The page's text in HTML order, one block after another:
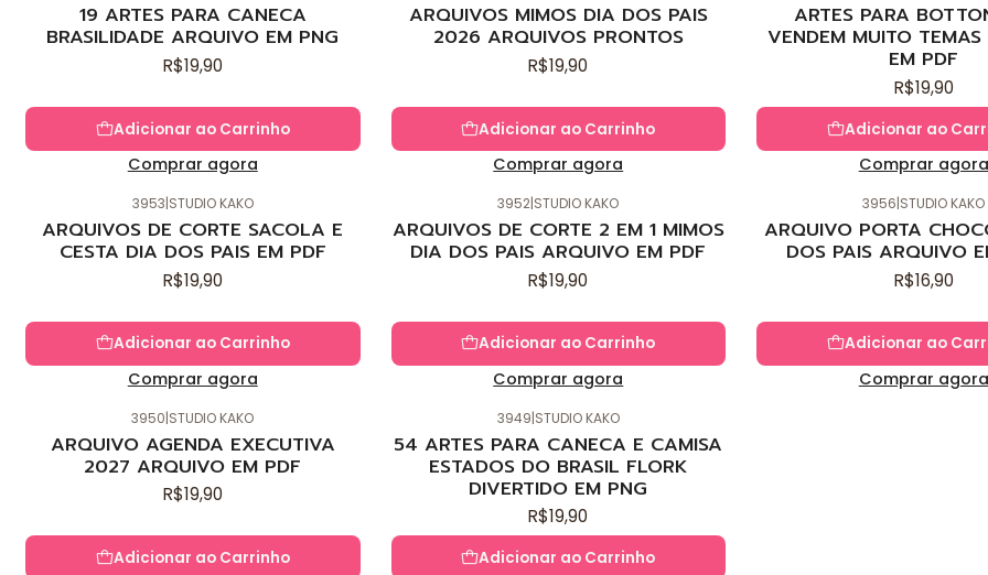
19 ARTES PARA CANECA
BRASILIDADE ARQUIVO EM PNG
R$19,90
Adicionar ao Carrinho
Comprar agora
ARQUIVOS MIMOS DIA DOS PAIS
2026 ARQUIVOS PRONTOS
R$19,90
Adicionar ao Carrinho
Comprar agora
ARTES PARA
VENDEM MUITO TEMAS
EM PDF
R$19,90
Adicionar ao
Comprar agora
3953|STUDIO KAKO
ARQUIVOS DE CORTE SACOLA E
CESTA DIA DOS PAIS EM PDF
R$19,90
Adicionar ao Carrinho
Comprar agora
3952|STUDIO KAKO
ARQUIVOS DE CORTE 2 EM 1 MIMOS
DIA DOS PAIS ARQUIVO EM PDF
R$19,90
Adicionar ao Carrinho
Comprar agora
3956|STUDIO KAKO
ARQUIVO PORTA
DOS PAIS ARQUIVO
R$16,90
Adicionar ao
Comprar agora
3950|STUDIO KAKO
ARQUIVO AGENDA EXECUTIVA
2027 ARQUIVO EM PDF
R$19,90
Adicionar ao Carrinho
3949|STUDIO KAKO
54 ARTES PARA CANECA E CAMISA
ESTADOS DO BRASIL FLORK
DIVERTIDO EM PNG
R$19,90
Adicionar ao Carrinho